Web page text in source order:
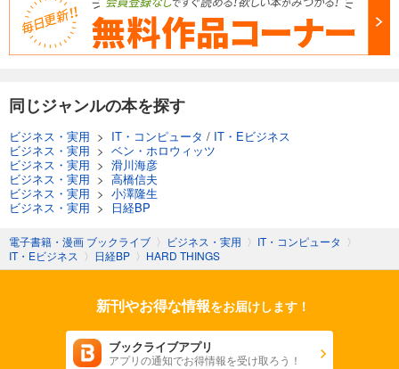
同じジャンルの本を探す
ビジネス・実用 > IT・コンピュータ / IT・Eビジネス
ビジネス・実用 > ベン・ホロウィッツ
ビジネス・実用 > 滑川海彦
ビジネス・実用 > 高橋信夫
ビジネス・実用 > 小澤隆生
ビジネス・実用 > 日経BP
電子書籍・漫画 ブックライブ 〉 ビジネス・実用 〉 IT・コンピュータ 〉
IT・Eビジネス 〉 日経BP 〉 HARD THINGS
新刊やお得な情報をお届けします！
ブックライブアプリ
アプリの通知でお得情報を受け取ろう！